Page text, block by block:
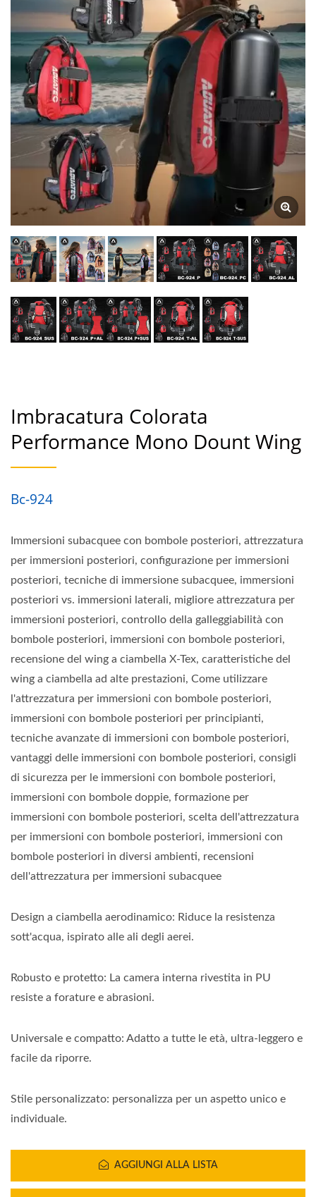
Posteriori Vs. Immersioni
Laterali, Migliore
Attrezzatura Per
Immersioni Posteriori,
Controllo Della
Galleggiabilità Con
Bombole Posteriori,
Immersioni Con Bombole
Posteriori, Recensione Del
Wing A Ciambella X-Tex,
Caratteristiche Del Wing A
Ciambella Ad Alte
Per Immersioni Con
Bombole Posteriori,
Immersioni Con Bombole
Posteriori Per Principianti,
Tecniche Avanzate Di
Immersioni Con Bombole
Posteriori, Vantaggi Delle
Immersioni Con Bombole
Posteriori, Consigli Di
Sicurezza Per Le
Immersioni Con Bombole
Posteriori, Immersioni Con
Bombole Doppie,
Formazione Per
Immersioni Con Bombole
Posteriori, Scelta
Dell'attrezzatura Per
Posteriori, Immersioni Con
Diversi Ambienti,
Dell'attrezzatura Per
Immersioni Subacquee |
Manometri Per
Immersione | Fabbricante
Di Bussole Subacquee |
SCUBA AQUATEC
Imbracatura Colorata
Performance Mono Dount Wing
Bc-924
Immersioni subacquee con bombole posteriori, attrezzatura
per immersioni posteriori, configurazione per immersioni
posteriori, tecniche di immersione subacquee, immersioni
posteriori vs. immersioni laterali, migliore attrezzatura per
immersioni posteriori, controllo della galleggiabilità con
bombole posteriori, immersioni con bombole posteriori,
recensione del wing a ciambella X-Tex, caratteristiche del
wing a ciambella ad alte prestazioni, Come utilizzare
l'attrezzatura per immersioni con bombole posteriori,
immersioni con bombole posteriori per principianti,
tecniche avanzate di immersioni con bombole posteriori,
vantaggi delle immersioni con bombole posteriori, consigli
di sicurezza per le immersioni con bombole posteriori,
immersioni con bombole doppie, formazione per
immersioni con bombole posteriori, scelta dell'attrezzatura
per immersioni con bombole posteriori, immersioni con
bombole posteriori in diversi ambienti, recensioni
dell'attrezzatura per immersioni subacquee
Design a ciambella aerodinamico: Riduce la resistenza
sott'acqua, ispirato alle ali degli aerei.
Robusto e protetto: La camera interna rivestita in PU
resiste a forature e abrasioni.
Universale e compatto: Adatto a tutte le età, ultra-leggero e
facile da riporre.
Stile personalizzato: personalizza per un aspetto unico e
individuale.
AGGIUNGI ALLA LISTA